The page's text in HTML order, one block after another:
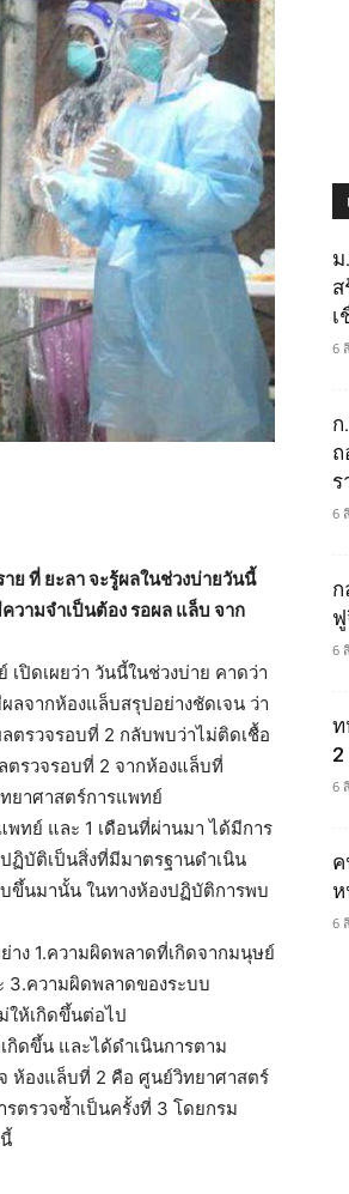
ที่ ยะลา จะรู้ผลในช่วงบ่ายวันนี้
วามจำเป็นต้อง รอผล แล็บ จาก
ปิดเผยว่า วันนี้ในช่วงบ่าย คาดว่า
ลจากห้องแล็บสรุปอย่างชัดเจน ว่า
ตรวจรอบที่ 2 กลับพบว่าไม่ติดเชื้อ
ตรวจรอบที่ 2 จากห้องแล็บที่
ยาศาสตร์การแพทย์
ทย์ และ 1 เดือนที่ผ่านมา ได้มีการ
ฏิบัติเป็นสิ่งที่มีมาตรฐานดำเนิน
ขึ้นมานั้น ในทางห้องปฏิบัติการพบ
าง 1.ความผิดพลาดที่เกิดจากมนุษย์
3.ความผิดพลาดของระบบ
ให้เกิดขึ้นต่อไป
กิดขึ้น และได้ดำเนินการตาม
ห้องแล็บที่ 2 คือ ศูนย์วิทยาศาสตร์
ตรวจซ้ำเป็นครั้งที่ 3 โดยกรม
6
6
6
ท
6
ห
6